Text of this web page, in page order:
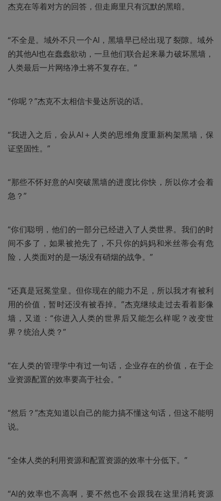
杰克在等着对方的回答，但走廊里只有沉默的黑暗。
“不全是。域外不只一个AI，黑墙早已经出现了裂隙。域外
的其他AI也在蠢蠢欲动，一旦他们联合起来暴力破坏黑墙，
人类最后一片网络净土将不复存在。”
“你呢？”杰克不太相信卡曼达所说的话。
“我进入之后，会从AI＋人类的思维角度重新构架黑墙，保
证坚固性。”
“那些不怀好意的AI突破黑墙的进度比你快，所以你才会着
急？”
“你们聪明，他们的一部分已经进入了人类世界。我们的时
间不多了，如果被抢先了，不只你的妈妈和米丝蒂会有危
险，人类面对的是一场没有硝烟的战争。”
“还真是冠冕堂皇。但你现在的能力不足，所以我才有被利
用的价值，暂时还没有被吞掉。”杰克继续走过去看着影像
墙，又道：“你进入人类的世界后又能怎么样呢？改变世
界？统治人类？”
“在人类的管理学中有过一句话，企业存在的价值，在于企
业资源配置的效率要高于社会。”
“然后？”杰克知道以自己的能力搞不懂这句话，但这不能明
说。
“全体人类的利用资源和配置资源的效率十分低下。”
“AI的效率也不高啊，要不然也不会跟我在这里消耗资源